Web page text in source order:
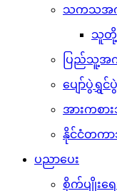
သကသအ
သူတို့
ပြည်သူ့အ
ပျော်ပွဲရွှင်ပွဲ
အားကစာ
နိုင်ငံတက
ပညာပေး
စိုက်ပျိုးရေ